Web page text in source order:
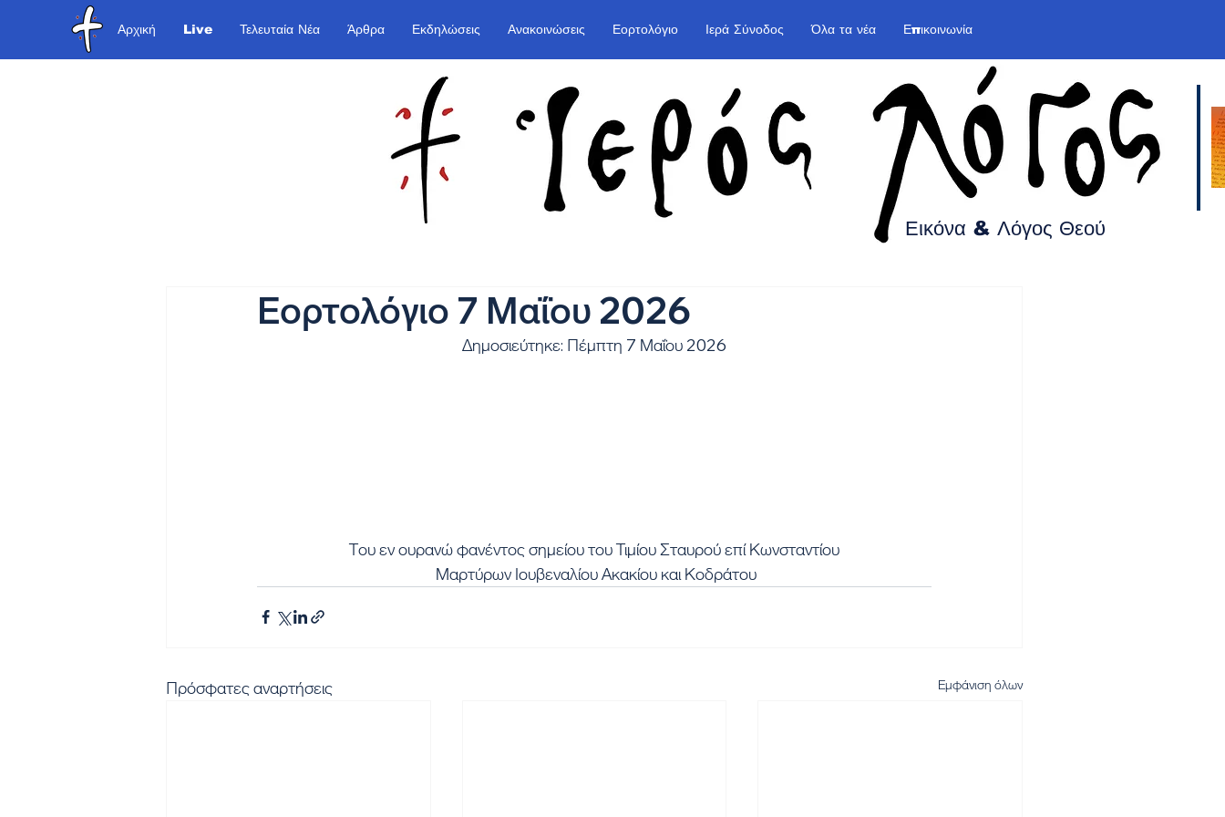
Αρχική Live Τελευταία Νέα Άρθρα Εκδηλώσεις Ανακοινώσεις Εορτολόγιο Ιερά Σύνοδος Όλα τα νέα Επικοινωνία
Εικόνα & Λόγος Θεού
Εορτολόγιο 7 Μαΐου 2026
Δημοσιεύτηκε: Πέμπτη 7 Μαΐου 2026
Του εν ουρανώ φανέντος σημείου του Τιμίου Σταυρού επί Κωνσταντίου
Μαρτύρων Ιουβεναλίου Ακακίου και Κοδράτου
Πρόσφατες αναρτήσεις Εμφάνιση όλων